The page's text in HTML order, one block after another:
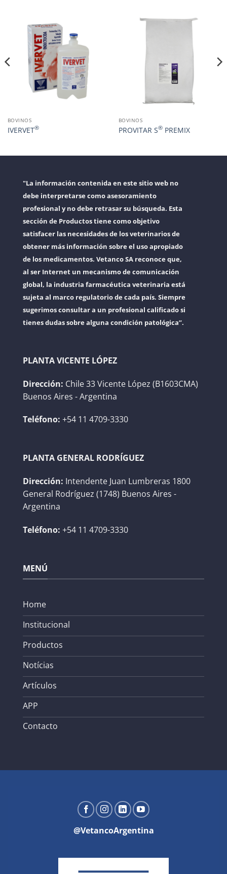
BOVINOS
IVERVET®
BOVINOS
PROVITAR S®PREMIX
"La información contenida en este sitio web no
debe interpretarse como asesoramiento
profesional y no debe retrasar su búsqueda. Esta
sección de Productos tiene como objetivo
satisfacer las necesidades de los veterinarios de
obtener más información sobre el uso apropiado
de los medicamentos. Vetanco SA reconoce que,
al ser Internet un mecanismo de comunicación
global, la industria farmacéutica veterinaria está
sujeta al marco regulatorio de cada país. Siempre
sugerimos consultar a un profesional calificado si
tienes dudas sobre alguna condición patológica”.
PLANTA VICENTE LÓPEZ
Dirección: Chile 33 Vicente López (B1603CMA)
Buenos Aires - Argentina
Teléfono: +54 11 4709-3330
PLANTA GENERAL RODRÍGUEZ
Dirección: Intendente Juan Lumbreras 1800
General Rodríguez (1748) Buenos Aires -
Argentina
Teléfono: +54 11 4709-3330
MENÚ
Home
Institucional
Productos
Notícias
Artículos
APP
Contacto
@VetancoArgentina